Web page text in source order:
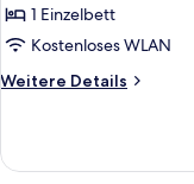
1 Einzelbett
Kostenloses WLAN
Weitere Details
Weitere